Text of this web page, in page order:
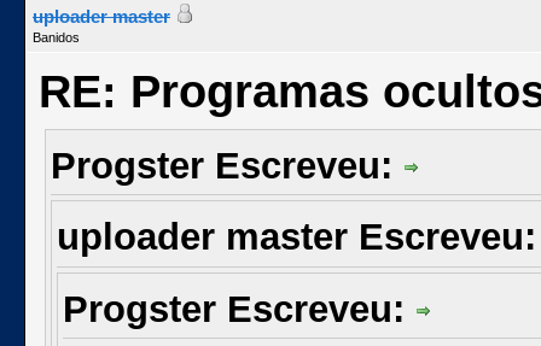
uploader master
Banidos
RE: Programas
Progster Escreveu:
uploader master
Progster Escreveu: